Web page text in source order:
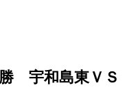
宇和島東ＶＳ